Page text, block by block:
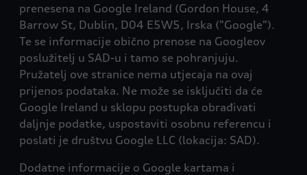
prenesena na Google Ireland (Gordon House, 4
Barrow St, Dublin, D04 E5W5, Irska ("Google").
Te se informacije obično prenose na Googleov
poslužitelj u SAD-u i tamo se pohranjuju.
Pružatelj ove stranice nema utjecaja na ovaj
prijenos podataka. Ne može se isključiti da će
Google Ireland u sklopu postupka obrađivati
daljnje podatke, uspostaviti osobnu referencu i
poslati je društvu Google LLC (lokacija: SAD).
Dodatne informacije o Google kartama i